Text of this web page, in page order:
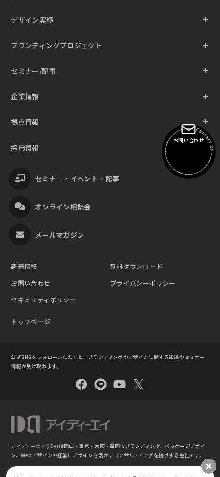
セミナー・イベント・記事
オンライン相談会
メールマガジン
デザイン実績
ブランディングプロジェクト
セミナー/記事
企業情報
拠点情報
採用情報
新着情報
資料ダウンロード
お問い合わせ
プライバシーポリシー
セキュリティポリシー
トップページ
公式SNSをフォローいただくと、ブランディングやデザインに関する知識やセミナー
情報が受け取れます。
アイディーエイ(IDA)は岡山・東京・大阪・福岡でブランディング、パッケージデザイ
ン、Webデザインや経営にデザインを活かすコンサルティングを提供する会社です。
© ブランディング・パッケージデザイン｜株式会社アイディーエイ IDA(東京 ⼤阪 岡⼭
お問い合わせ